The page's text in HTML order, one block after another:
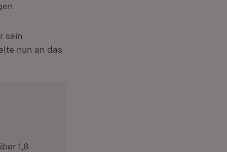
sein
nun an das
1,6